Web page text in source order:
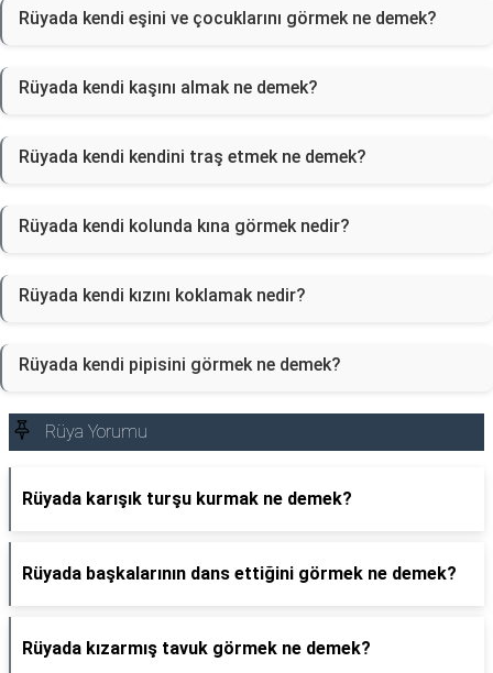
Rüyada kendi eşini ve çocuklarını görmek ne demek?
Rüyada kendi kaşını almak ne demek?
Rüyada kendi kendini traş etmek ne demek?
Rüyada kendi kolunda kına görmek nedir?
Rüyada kendi kızını koklamak nedir?
Rüyada kendi pipisini görmek ne demek?
Rüya Yorumu
Rüyada karışık turşu kurmak ne demek?
Rüyada başkalarının dans ettiğini görmek ne demek?
Rüyada kızarmış tavuk görmek ne demek?